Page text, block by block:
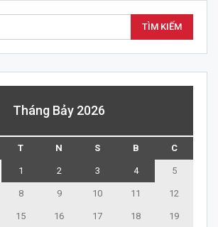
Tháng Bảy 2026
T N S B C
1 2 3 4 5
8 9 10 11 12
15 16 17 18 19